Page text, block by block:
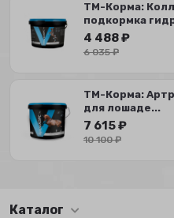
ТМ-Корма:
подкормка
4 488₽
6 035₽
ТМ-Корма:
для лошаде...
7 615₽
10 100₽
Каталог